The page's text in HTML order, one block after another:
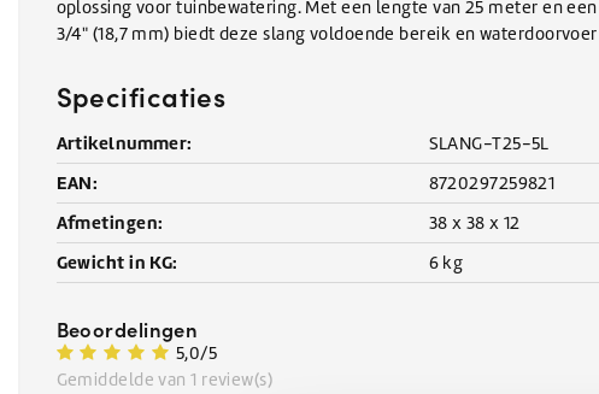
oplossing voor tuinbewatering. Met een lengte van 25 meter en
3/4" (18,7 mm) biedt deze slang voldoende bereik en
Specificaties
Artikelnummer: SLANG-T25-5L
EAN: 8720297259821
Afmetingen: 38 x 38 x 12
Gewicht in KG: 6 kg
Beoordelingen
5,0/5
Gemiddelde van 1 review(s)